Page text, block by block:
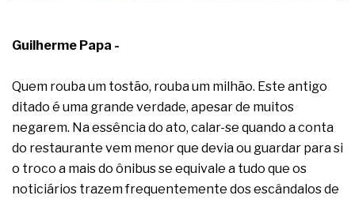
O movimento regular reduz em 19% o risco de
de governança das organizações
O desenho industrial ganha espaço como
estratégia competitiva nas empresas
As variações dimensionais dos produtos de
A próxima vantagem competitiva não está no
modelo de IA
Guilherme Papa -
Quem rouba um tostão, rouba um milhão. Este antigo
ditado é uma grande verdade, apesar de muitos
negarem. Na essência do ato, calar-se quando a conta
do restaurante vem menor que devia ou guardar para si
o troco a mais do ônibus se equivale a tudo que os
noticiários trazem frequentemente dos escândalos de